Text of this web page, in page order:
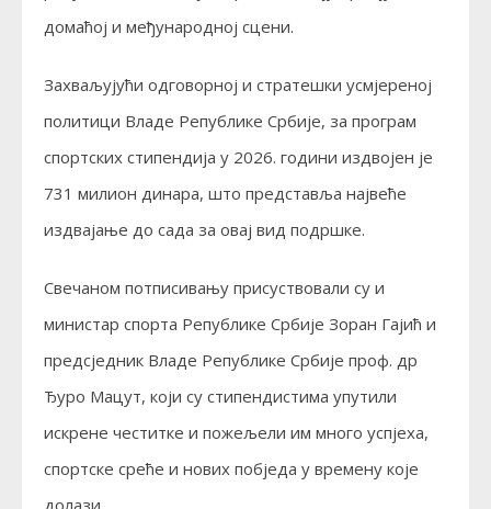
домаћој и међународној сцени.
Захваљујући одговорној и стратешки усмјереној
политици Владе Републике Србије, за програм
спортских стипендија у 2026. години издвојен је
731 милион динара, што представља највеће
издвајање до сада за овај вид подршке.
Свечаном потписивању присуствовали су и
министар спорта Републике Србије Зоран Гајић и
предсједник Владе Републике Србије проф. др
Ђуро Мацут, који су стипендистима упутили
искрене честитке и пожељели им много успјеха,
спортске среће и нових побједа у времену које